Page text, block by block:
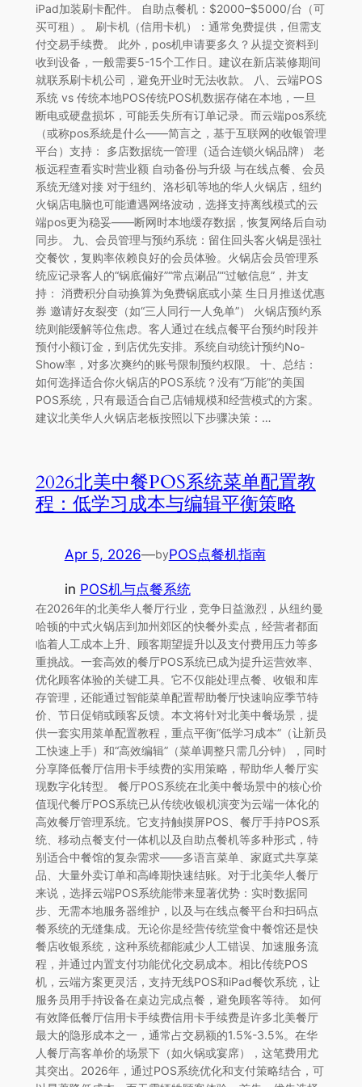
iPad加装刷卡配件。 自助点餐机：$2000–$5000/台（可
买可租）。 刷卡机（信用卡机）：通常免费提供，但需支
付交易手续费。 此外，pos机申请要多久？从提交资料到
收到设备，一般需要5-15个工作日。建议在新店装修期间
就联系刷卡机公司，避免开业时无法收款。 八、云端POS
系统 vs 传统本地POS传统POS机数据存储在本地，一旦
断电或硬盘损坏，可能丢失所有订单记录。而云端pos系统
（或称pos系統是什么——简言之，基于互联网的收银管理
平台）支持： 多店数据统一管理（适合连锁火锅品牌） 老
板远程查看实时营业额 自动备份与升级 与在线点餐、会员
系统无缝对接 对于纽约、洛杉矶等地的华人火锅店，纽约
火锅店电脑也可能遭遇网络波动，选择支持离线模式的云
端pos更为稳妥——断网时本地缓存数据，恢复网络后自动
同步。 九、会员管理与预约系统：留住回头客火锅是强社
交餐饮，复购率依赖良好的会员体验。火锅店会员管理系
统应记录客人的“锅底偏好”“常点涮品”“过敏信息”，并支
持： 消费积分自动换算为免费锅底或小菜 生日月推送优惠
券 邀请好友裂变（如“三人同行一人免单”） 火锅店预约系
统则能缓解等位焦虑。客人通过在线点餐平台预约时段并
预付小额订金，到店优先安排。系统自动统计预约No-
Show率，对多次爽约的账号限制预约权限。 十、总结：
如何选择适合你火锅店的POS系统？没有“万能”的美国
POS系统，只有最适合自己店铺规模和经营模式的方案。
建议北美华人火锅店老板按照以下步骤决策：…
2026北美中餐POS系统菜单配置教
程：低学习成本与编辑平衡策略
Apr 5, 2026—byPOS点餐机指南
in POS机与点餐系统
在2026年的北美华人餐厅行业，竞争日益激烈，从纽约曼
哈顿的中式火锅店到加州郊区的快餐外卖点，经营者都面
临着人工成本上升、顾客期望提升以及支付费用压力等多
重挑战。一套高效的餐厅POS系统已成为提升运营效率、
优化顾客体验的关键工具。它不仅能处理点餐、收银和库
存管理，还能通过智能菜单配置帮助餐厅快速响应季节特
价、节日促销或顾客反馈。本文将针对北美中餐场景，提
供一套实用菜单配置教程，重点平衡“低学习成本”（让新员
工快速上手）和“高效编辑”（菜单调整只需几分钟），同时
分享降低餐厅信用卡手续费的实用策略，帮助华人餐厅实
现数字化转型。 餐厅POS系统在北美中餐场景中的核心价
值现代餐厅POS系统已从传统收银机演变为云端一体化的
高效餐厅管理系统。它支持触摸屏POS、餐厅手持POS系
统、移动点餐支付一体机以及自助点餐机等多种形式，特
别适合中餐馆的复杂需求——多语言菜单、家庭式共享菜
品、大量外卖订单和高峰期快速结账。对于北美华人餐厅
来说，选择云端POS系统能带来显著优势：实时数据同
步、无需本地服务器维护，以及与在线点餐平台和扫码点
餐系统的无缝集成。无论你是经营传统堂食中餐馆还是快
餐店收银系统，这种系统都能减少人工错误、加速服务流
程，并通过内置支付功能优化交易成本。相比传统POS
机，云端方案更灵活，支持无线POS和iPad餐饮系统，让
服务员用手持设备在桌边完成点餐，避免顾客等待。 如何
有效降低餐厅信用卡手续费信用卡手续费是许多北美餐厅
最大的隐形成本之一，通常占交易额的1.5%-3.5%。在华
人餐厅高客单价的场景下（如火锅或宴席），这笔费用尤
其突出。2026年，通过POS系统优化和支付策略结合，可